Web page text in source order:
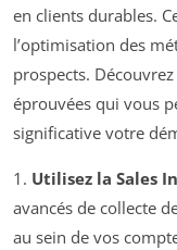
en clients durables.
l’optimisation des
prospects.
éprouvées qui vous
significative votre
1. Utilisez la Sales
avancés de collecte
au sein de vos